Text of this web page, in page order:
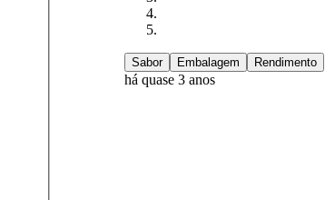
Sabor Embalagem Rendimento
há quase 3 anos